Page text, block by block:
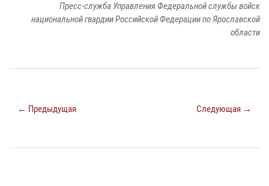
Пресс-служба Управления Федеральной службы войск
национальной гвардии Российской Федерации по Ярославской
области
← Предыдущая Следующая →